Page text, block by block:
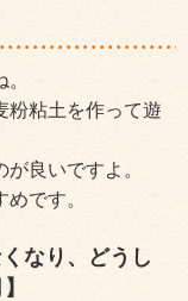
粉粘土を作って遊
良いですよ。
です。
なり、どうし